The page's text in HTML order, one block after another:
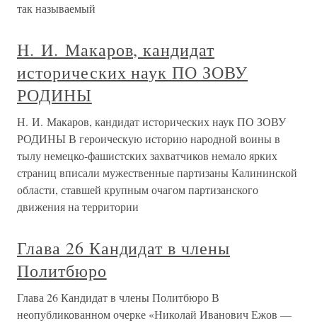
так называемый
Н. И. Макаров, кандидат
исторических наук ПО ЗОВУ
РОДИНЫ
Н. И. Макаров, кандидат исторических наук ПО ЗОВУ
РОДИНЫ В героическую историю народной воины в
тылу немецко-фашистских захватчиков немало ярких
страниц вписали мужественные партизаны Калининской
области, ставшей крупным очагом партизанского
движения на территории
Глава 26 Кандидат в члены
Политбюро
Глава 26 Кандидат в члены Политбюро В
неопубликованном очерке «Николай Иванович Ежов —